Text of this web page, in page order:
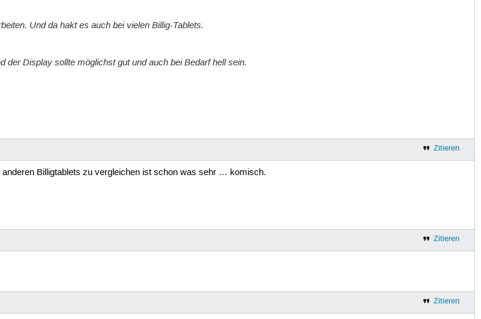
Und da hakt es auch bei vielen Billig-Tablets.
der Display sollte möglichst gut und auch bei Bedarf hell sein.
Zitieren
Billigtablets zu vergleichen ist schon was sehr … komisch.
Zitieren
Zitieren